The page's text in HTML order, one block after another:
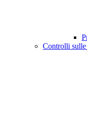
Controlli sulle